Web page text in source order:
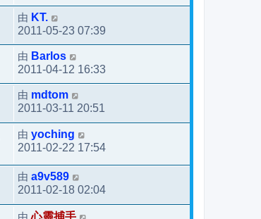
由 KT.
2011-05-23 07:39
由 Barlos
2011-04-12 16:33
由 mdtom
2011-03-11 20:51
由 yoching
2011-02-22 17:54
由 a9v589
2011-02-18 02:04
由心靈捕手